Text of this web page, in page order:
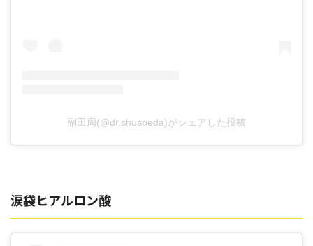
副田周(@dr.shusoeda)がシェアした投稿
涙袋ヒアルロン酸